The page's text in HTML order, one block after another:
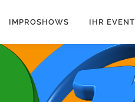
IMPROSHOWS IHR EVENT